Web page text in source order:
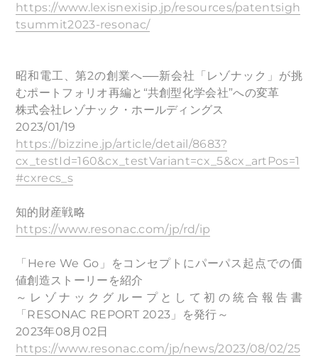
https://www.lexisnexisip.jp/resources/patentsigh
tsummit2023-resonac/
昭和電工、第2の創業へ──新会社「レゾナック」が挑
むポートフォリオ再編と“共創型化学会社”への変革
株式会社レゾナック・ホールディングス
2023/01/19
https://bizzine.jp/article/detail/8683?
cx_testId=160&cx_testVariant=cx_5&cx_artPos=1
#cxrecs_s
知的財産戦略
https://www.resonac.com/jp/rd/ip
「Here We Go」をコンセプトにパーパス起点での価
値創造ストーリーを紹介
～レゾナックグループとして初の統合報告書
「RESONAC REPORT 2023」を発行～
2023年08月02日
https://www.resonac.com/jp/news/2023/08/02/25